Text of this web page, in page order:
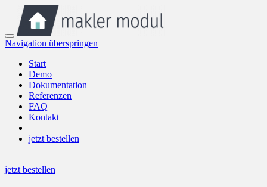
Navigation überspringen
Start
Demo
Dokumentation
Referenzen
FAQ
Kontakt
jetzt bestellen
jetzt bestellen